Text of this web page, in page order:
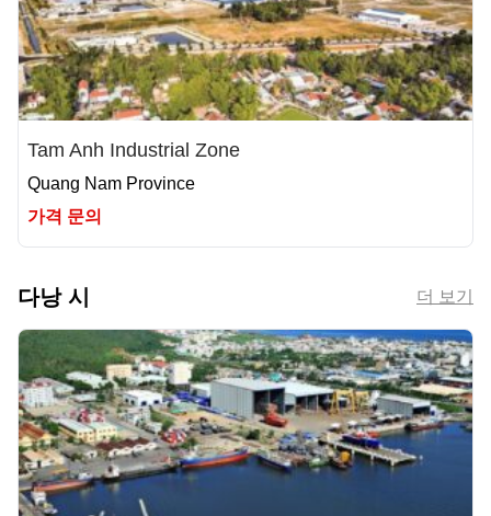
Tam Anh Industrial Zone
Quang Nam Province
가격 문의
다낭 시 더 보기